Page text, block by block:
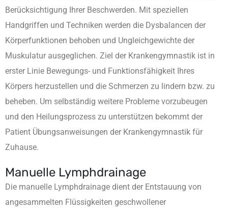
Berücksichtigung Ihrer Beschwerden. Mit speziellen
Handgriffen und Techniken werden die Dysbalancen der
Körperfunktionen behoben und Ungleichgewichte der
Muskulatur ausgeglichen. Ziel der Krankengymnastik ist in
erster Linie Bewegungs- und Funktionsfähigkeit Ihres
Körpers herzustellen und die Schmerzen zu lindern bzw. zu
beheben. Um selbständig weitere Probleme vorzubeugen
und den Heilungsprozess zu unterstützen bekommt der
Patient Übungsanweisungen der Krankengymnastik für
Zuhause.
Manuelle Lymphdrainage
Die manuelle Lymphdrainage dient der Entstauung von
angesammelten Flüssigkeiten geschwollener